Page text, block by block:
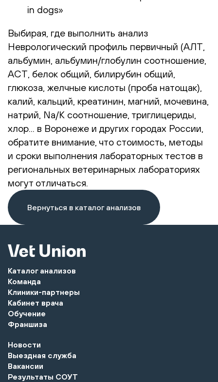
in dogs»
Выбирая, где выполнить анализ
Неврологический профиль первичный (АЛТ,
альбумин, альбумин/глобулин соотношение,
АСТ, белок общий, билирубин общий,
глюкоза, желчные кислоты (проба натощак),
калий, кальций, креатинин, магний, мочевина,
натрий, Na/K соотношение, триглицериды,
хлор... в Воронеже и других городах России,
обратите внимание, что стоимость, методы
и сроки выполнения лабораторных тестов в
региональных ветеринарных лабораториях
могут отличаться.
Вернуться в каталог анализов
Каталог анализов
Команда
Клиники-партнеры
Кабинет врача
Обучение
Франшиза
Новости
Выездная служба
Вакансии
Результаты СОУТ